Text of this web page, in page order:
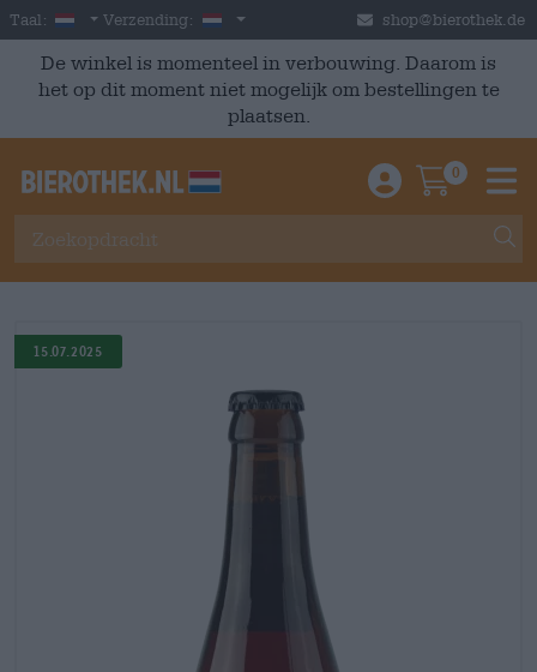
Skip to main content
Taal: Dutch
Verzending: Nederland shop@bierothek.de
De winkel is momenteel in verbouwing. Daarom is
het op dit moment niet mogelijk om bestellingen te
plaatsen.
Einloggen /
0
15.07.2025